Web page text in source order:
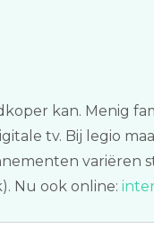
kan. Menig
tv. Bij legio
variëren
Nu ook online: